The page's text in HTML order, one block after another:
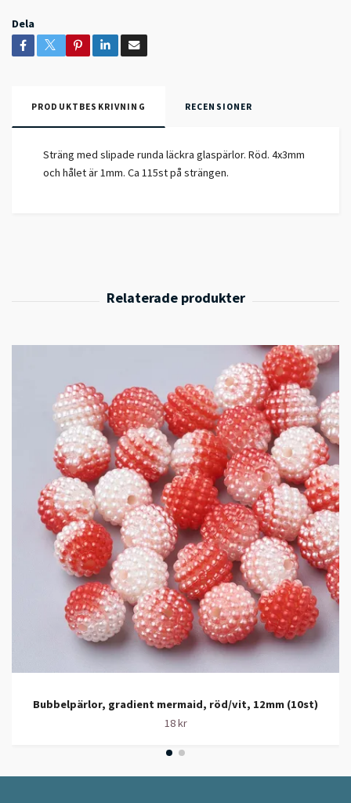
Dela
PRODUKTBESKRIVNING RECENSIONER
Sträng med slipade runda läckra glaspärlor. Röd. 4x3mm
och hålet är 1mm. Ca 115st på strängen.
Bubbelpärlor, gradient mermaid, röd/vit, 12mm (10st)
18 kr